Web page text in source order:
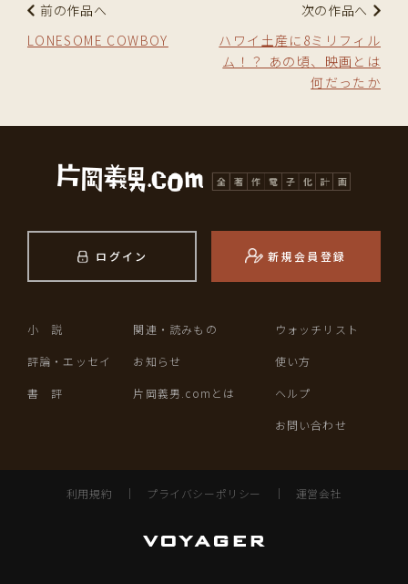
前の作品へ
LONESOME COWBOY
次の作品へ
ハワイ土産に8ミリフィル
ム！？ あの頃、映画とは
何だったか
ログイン 新規会員登録
小 説
評論・エッセイ
書 評
関連・読みもの
お知らせ
片岡義男.comとは
ウォッチリスト
使い方
ヘルプ
お問い合わせ
利用規約 ｜ プライバシーポリシー ｜ 運営会社